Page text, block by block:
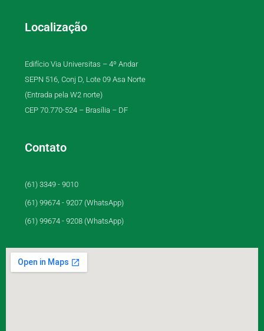
Localização
Edifício Via Universitas – 4º Andar
SEPN 516, Conj D, Lote 09 Asa Norte
(Entrada pela W2 norte)
CEP 70.770-524 – Brasília – DF
Contato
(61) 3349 - 9010
(61) 99674 - 9207 (WhatsApp)
(61) 99674 - 9208 (WhatsApp)